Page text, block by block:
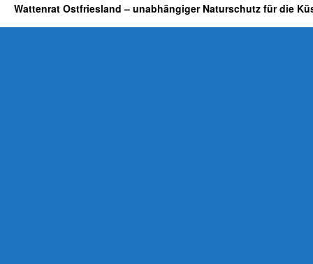
Wattenrat Ostfriesland – unabhängiger Naturschutz für die